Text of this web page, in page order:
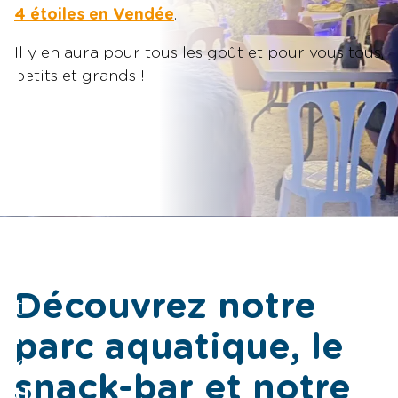
4 étoiles en Vendée.
Il y en aura pour tous les goût et pour vous tous,
petits et grands !
Découvrez notre
parc aquatique, le
snack-bar et notre
P
q
t
i
q